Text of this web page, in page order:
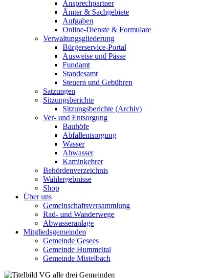
Ansprechpartner
Ämter & Sachgebiete
Aufgaben
Online-Dienste & Formulare
Verwaltungsgliederung
Bürgerservice-Portal
Ausweise und Pässe
Fundamt
Standesamt
Steuern und Gebühren
Satzungen
Sitzungsberichte
Sitzungsberichte (Archiv)
Ver- und Entsorgung
Bauhöfe
Abfallentsorgung
Wasser
Abwasser
Kaminkehrer
Behördenverzeichnis
Wahlergebnisse
Shop
Über uns
Gemeinschaftsversammlung
Rad- und Wanderwege
Abwasseranlage
Mitgliedsgemeinden
Gemeinde Gesees
Gemeinde Hummeltal
Gemeinde Mistelbach